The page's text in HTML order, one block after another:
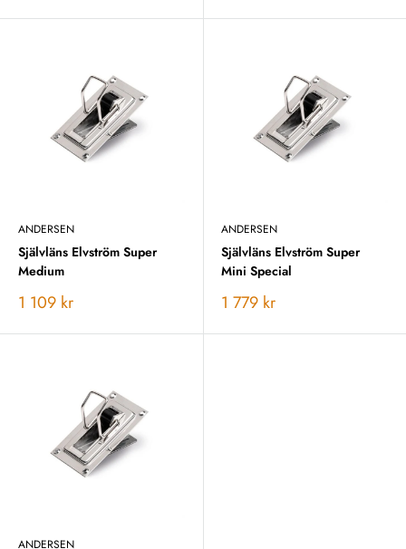
ANDERSEN
Självläns Elvström Super
Medium
Vårt
1 109 kr
ANDERSEN
Självläns Elvström Super
Mini Special
Vårt
1 779 kr
ANDERSEN